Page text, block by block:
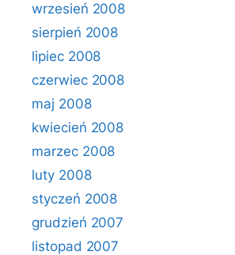
wrzesień 2008
sierpień 2008
lipiec 2008
czerwiec 2008
maj 2008
kwiecień 2008
marzec 2008
luty 2008
styczeń 2008
grudzień 2007
listopad 2007